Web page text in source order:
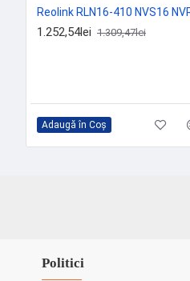
1.252,54lei 1.309,47lei
Adaugă în Coş
Politici